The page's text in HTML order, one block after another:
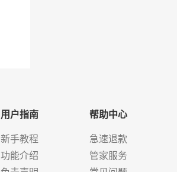
用户指南
新手教程
功能介绍
帮助中心
急速退款
管家服务